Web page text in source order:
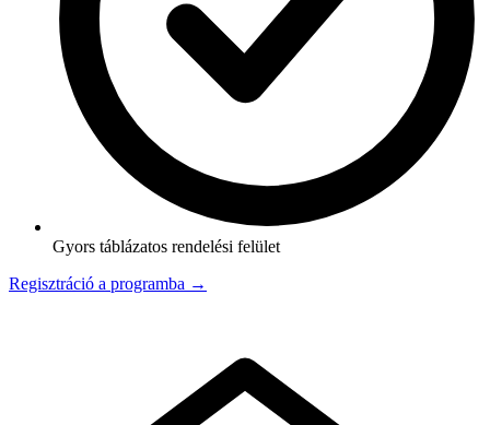
Gyors táblázatos rendelési felület
Regisztráció a programba →